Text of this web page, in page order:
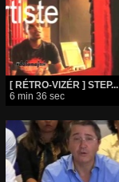
[ RÉTRO-VIZÉR ] STEP...
6 min 36 sec